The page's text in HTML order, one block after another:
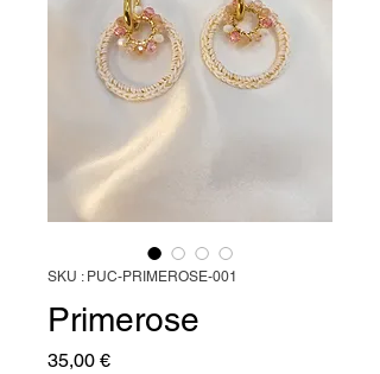
SKU : PUC-PRIMEROSE-001
Primerose
35,00 €Prix